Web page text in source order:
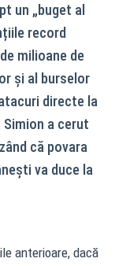
un „buget al
record
milioane de
și al burselor
directe la
Simion a cerut
că povara
va duce la
anterioare, dacă